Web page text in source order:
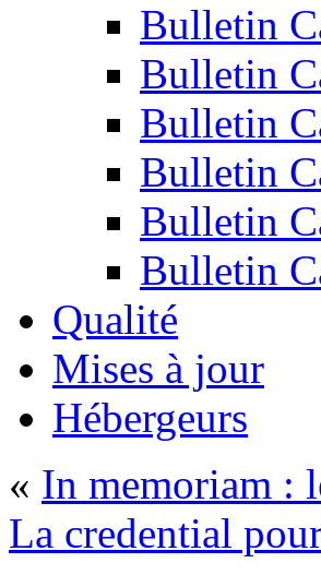
Bulletin
Bulletin
Bulletin
Bulletin
Bulletin
Bulletin
Qualité
Mises à jour
Hébergeurs
« In memoriam :
La credential